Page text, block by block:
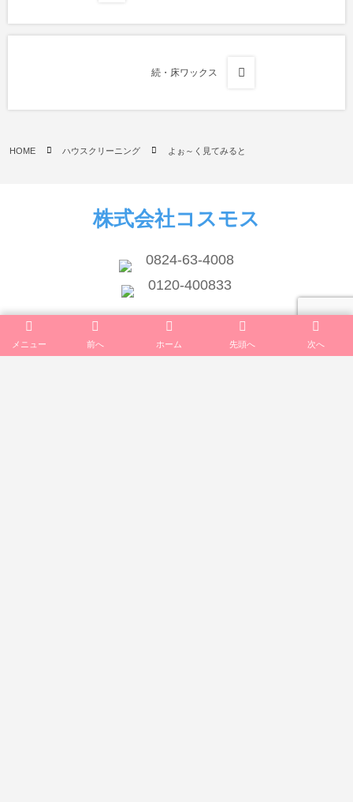
続・床ワックス
HOME ハウスクリーニング よぉ～く見てみると
株式会社コスモス
0824-63-4008
0120-400833
広島県三次市西酒屋町538-1
info@cosmos-inc.jp
メニュー 前へ ホーム 先頭へ 次へ